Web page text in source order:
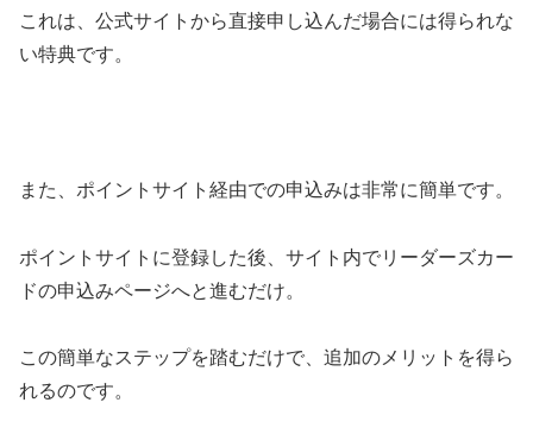
これは、公式サイトから直接申し込んだ場合には得られな
い特典です。
また、ポイントサイト経由での申込みは非常に簡単です。
ポイントサイトに登録した後、サイト内でリーダーズカー
ドの申込みページへと進むだけ。
この簡単なステップを踏むだけで、追加のメリットを得ら
れるのです。